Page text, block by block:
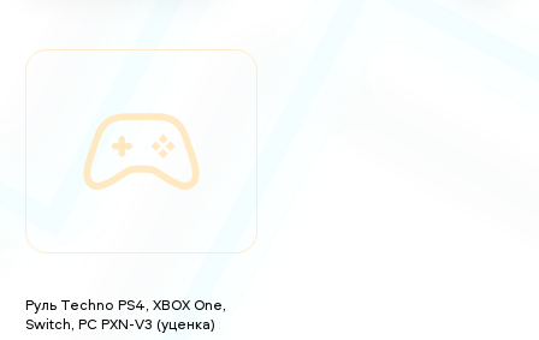
Руль Techno PS4, XBOX One,
Switch, PC PXN-V3 (уценка)